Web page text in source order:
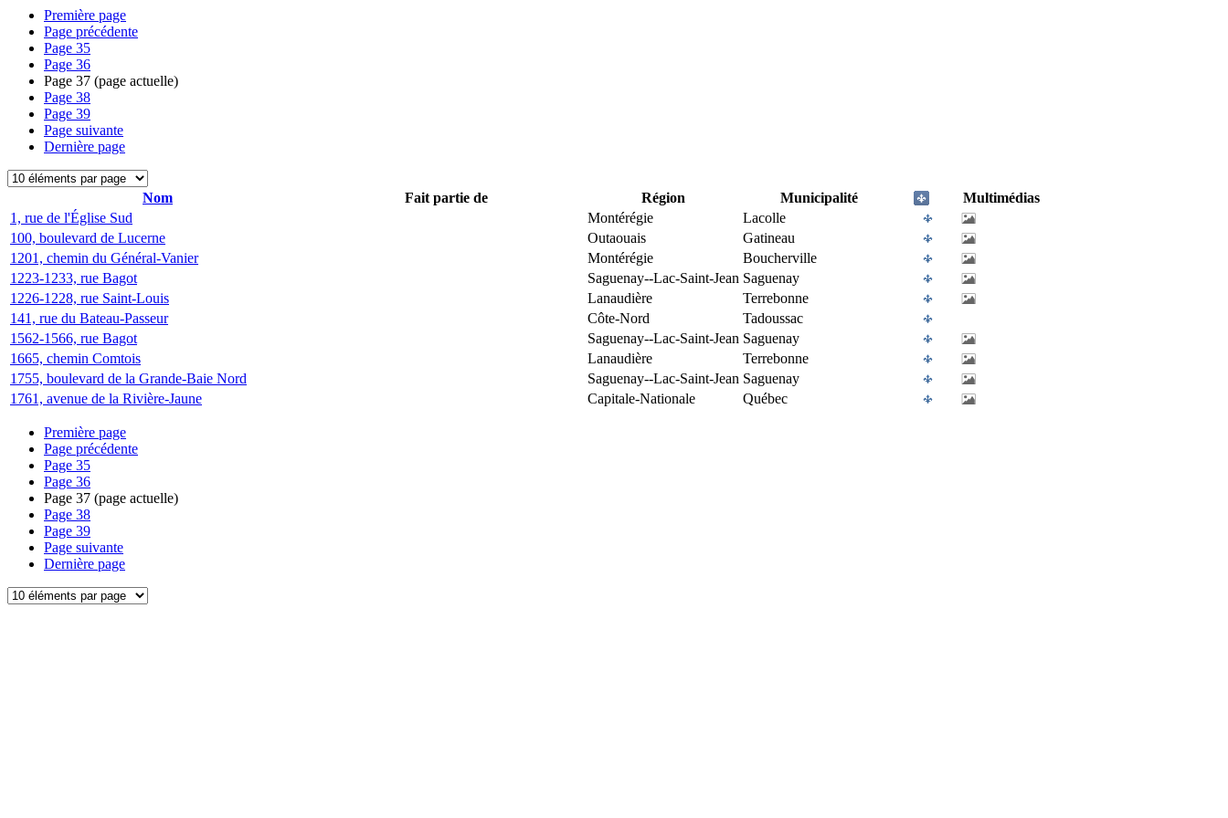
Première page
Page précédente
Page 35
Page 36
Page 37 (page actuelle)
Page 38
Page 39
Page suivante
Dernière page
Nom Fait partie de Région Municipalité
Multimédias
1, rue de l'Église Sud
Montérégie
Lacolle
100, boulevard de Lucerne
Outaouais
Gatineau
1201, chemin du Général-Vanier
Montérégie
Boucherville
1223-1233, rue Bagot
Saguenay--Lac-Saint-Jean Saguenay
1226-1228, rue Saint-Louis
Lanaudière
Terrebonne
141, rue du Bateau-Passeur
Côte-Nord
Tadoussac
1562-1566, rue Bagot
Saguenay--Lac-Saint-Jean Saguenay
1665, chemin Comtois
Lanaudière
Terrebonne
1755, boulevard de la Grande-Baie Nord
Saguenay--Lac-Saint-Jean Saguenay
1761, avenue de la Rivière-Jaune
Capitale-Nationale Québec
Première page
Page précédente
Page 35
Page 36
Page 37 (page actuelle)
Page 38
Page 39
Page suivante
Dernière page